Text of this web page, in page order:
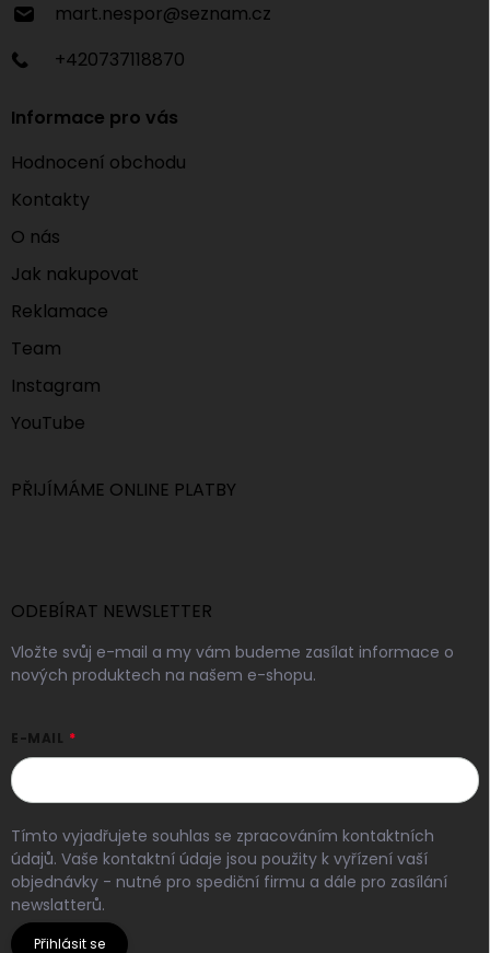
mart.nespor@seznam.cz
+420737118870
Informace pro vás
Hodnocení obchodu
Kontakty
O nás
Jak nakupovat
Reklamace
Team
Instagram
YouTube
PŘIJÍMÁME ONLINE PLATBY
ODEBÍRAT NEWSLETTER
Vložte svůj e-mail a my vám budeme zasílat informace o
nových produktech na našem e-shopu.
E-MAIL
Tímto vyjadřujete souhlas se zpracováním kontaktních
údajů. Vaše kontaktní údaje jsou použity k vyřízení vaší
objednávky - nutné pro spediční firmu a dále pro zasílání
newslatterů.
Přihlásit se